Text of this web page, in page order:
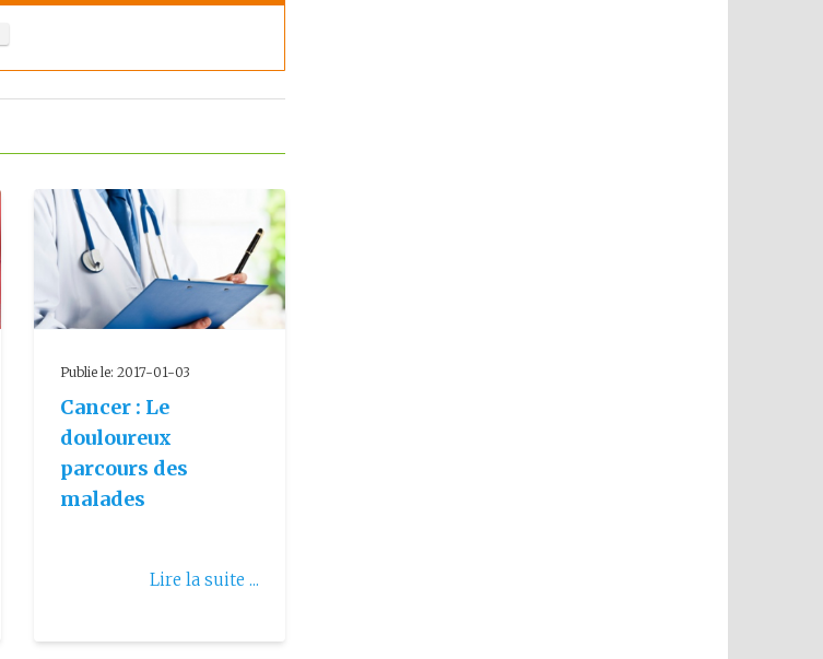
Publie le: 2017-01-03
Cancer : Le
douloureux
parcours des
malades
Lire la suite ...